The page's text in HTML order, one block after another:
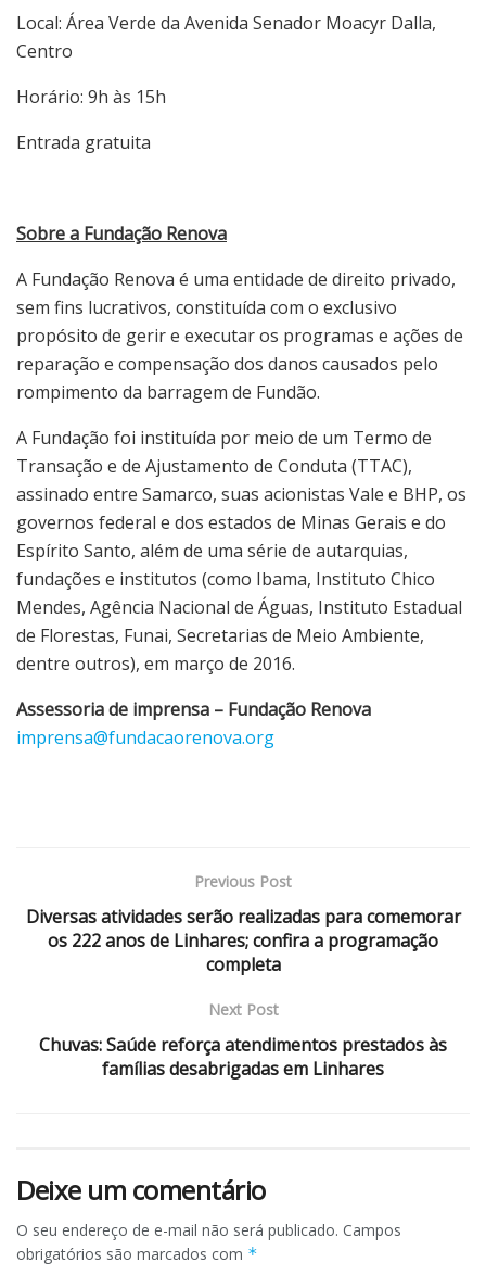
Local: Área Verde da Avenida Senador Moacyr Dalla,
Centro
Horário: 9h às 15h
Entrada gratuita
Sobre a Fundação Renova
A Fundação Renova é uma entidade de direito privado,
sem fins lucrativos, constituída com o exclusivo
propósito de gerir e executar os programas e ações de
reparação e compensação dos danos causados pelo
rompimento da barragem de Fundão.
A Fundação foi instituída por meio de um Termo de
Transação e de Ajustamento de Conduta (TTAC),
assinado entre Samarco, suas acionistas Vale e BHP, os
governos federal e dos estados de Minas Gerais e do
Espírito Santo, além de uma série de autarquias,
fundações e institutos (como Ibama, Instituto Chico
Mendes, Agência Nacional de Águas, Instituto Estadual
de Florestas, Funai, Secretarias de Meio Ambiente,
dentre outros), em março de 2016.
Assessoria de imprensa – Fundação Renova
imprensa@fundacaorenova.org
Previous Post
Diversas atividades serão realizadas para comemorar
os 222 anos de Linhares; confira a programação
completa
Next Post
Chuvas: Saúde reforça atendimentos prestados às
famílias desabrigadas em Linhares
Deixe um comentário
O seu endereço de e-mail não será publicado. Campos
obrigatórios são marcados com *